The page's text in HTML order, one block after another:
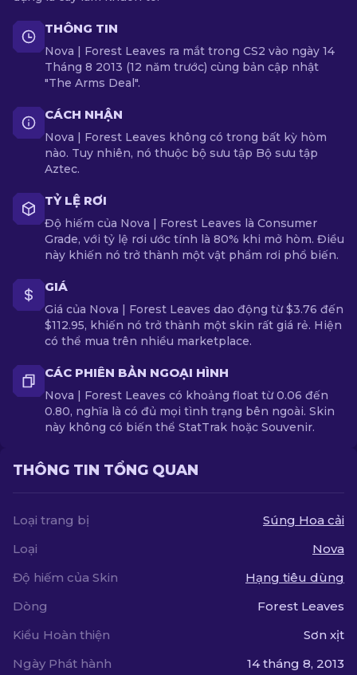
THÔNG TIN
Nova | Forest Leaves ra mắt trong CS2 vào ngày 14
Tháng 8 2013 (12 năm trước) cùng bản cập nhật
"The Arms Deal".
CÁCH NHẬN
Nova | Forest Leaves không có trong bất kỳ hòm
nào. Tuy nhiên, nó thuộc bộ sưu tập Bộ sưu tập
Aztec.
TỶ LỆ RƠI
Độ hiếm của Nova | Forest Leaves là Consumer
Grade, với tỷ lệ rơi ước tính là 80% khi mở hòm. Điều
này khiến nó trở thành một vật phẩm rơi phổ biến.
GIÁ
Giá của Nova | Forest Leaves dao động từ $3.76 đến
$112.95, khiến nó trở thành một skin rất giá rẻ. Hiện
có thể mua trên nhiều marketplace.
CÁC PHIÊN BẢN NGOẠI HÌNH
Nova | Forest Leaves có khoảng float từ 0.06 đến
0.80, nghĩa là có đủ mọi tình trạng bên ngoài. Skin
này không có biến thể StatTrak hoặc Souvenir.
THÔNG TIN TỔNG QUAN
Loại trang bị
Súng Hoa cải
Loại
Nova
Độ hiếm của Skin
Hạng tiêu dùng
Dòng
Forest Leaves
Kiểu Hoàn thiện
Sơn xịt
Ngày Phát hành
14 tháng 8, 2013